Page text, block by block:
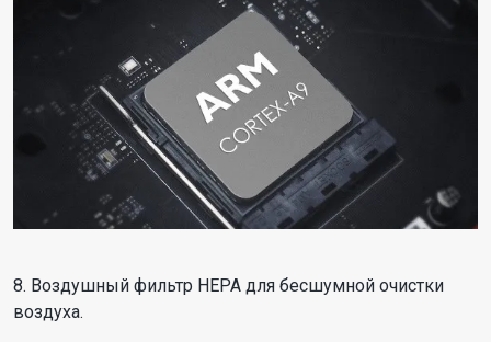
8. Воздушный фильтр HEPA для бесшумной очистки
воздуха.